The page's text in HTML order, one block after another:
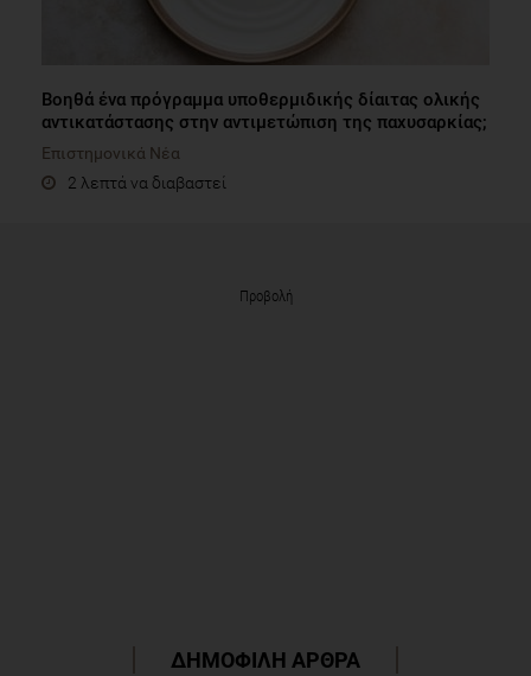
Βοηθά ένα πρόγραμμα υποθερμιδικής δίαιτας ολικής
αντικατάστασης στην αντιμετώπιση της παχυσαρκίας;
Επιστημονικά Νέα
2 λεπτά να διαβαστεί
Προβολή
ΔΗΜΟΦΙΛΗ ΑΡΘΡΑ